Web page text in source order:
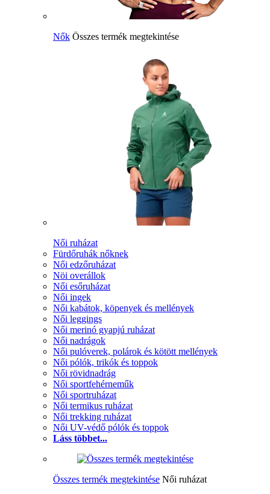
Nők Összes termék megtekintése
Női ruházat
Fürdőruhák nőknek
Női edzőruházat
Nöi overállok
Női esőruházat
Női ingek
Női kabátok, köpenyek és mellények
Női leggings
Női merinó gyapjú ruházat
Női nadrágok
Női pulóverek, polárok és kötött mellények
Női pólók, trikók és toppok
Női rövidnadrág
Női sportfehérneműk
Női sportruházat
Női termikus ruházat
Női trekking ruházat
Női UV-védő pólók és toppok
Láss többet...
Összes termék megtekintése Női ruházat